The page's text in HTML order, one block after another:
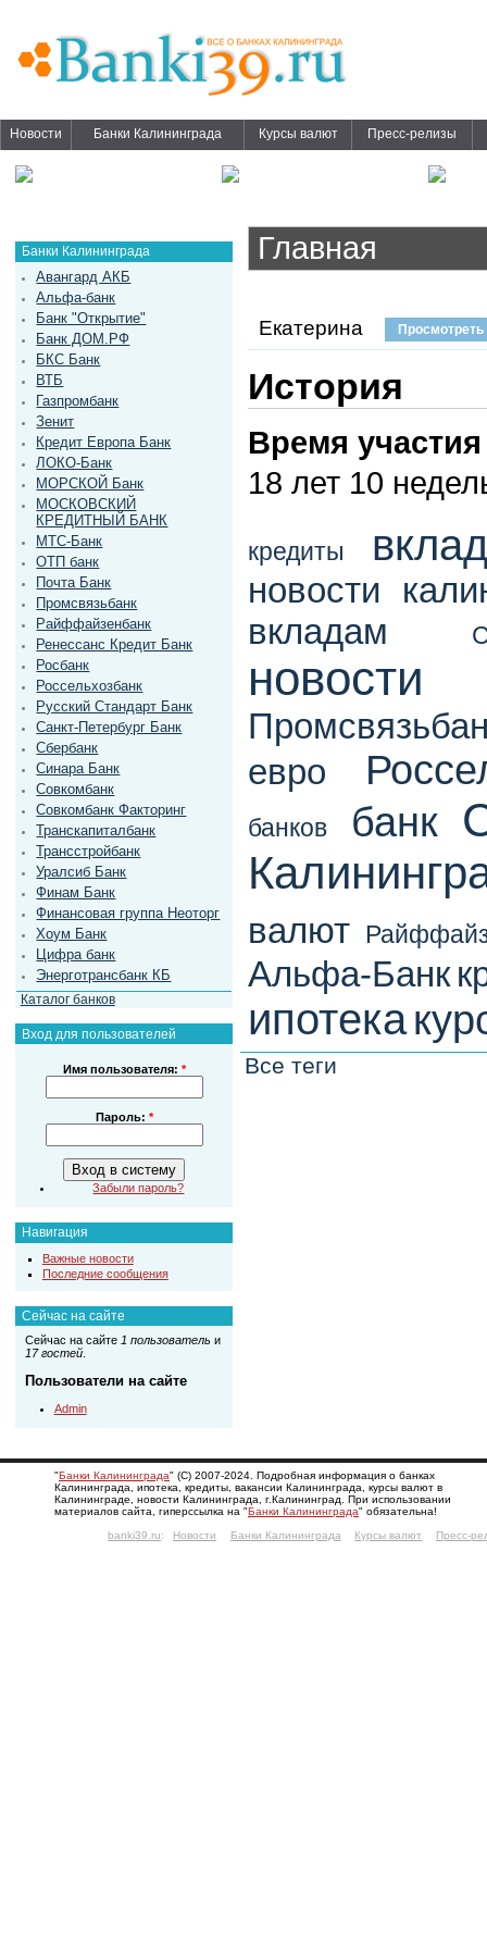
Новости Банки Калининграда Курсы валют Пресс-релизы
Банки Калининграда
Авангард АКБ
Альфа-банк
Банк "Открытие"
Банк ДОМ.РФ
БКС Банк
ВТБ
Газпромбанк
Зенит
Кредит Европа Банк
ЛОКО-Банк
МОРСКОЙ Банк
МОСКОВСКИЙ
КРЕДИТНЫЙ БАНК
МТС-Банк
ОТП банк
Почта Банк
Промсвязьбанк
Райффайзенбанк
Ренессанс Кредит Банк
Росбанк
Россельхозбанк
Русский Стандарт Банк
Санкт-Петербург Банк
Сбербанк
Синара Банк
Совкомбанк
Совкомбанк Факторинг
Транскапиталбанк
Трансстройбанк
Уралсиб Банк
Финам Банк
Финансовая группа Неоторг
Хоум Банк
Цифра банк
Энерготрансбанк КБ
Каталог банков
Вход для пользователей
Имя пользователя: *
Пароль: *
Забыли пароль?
Навигация
Важные новости
Последние сообщения
Сейчас на сайте
Сейчас на сайте 1 пользователь и
17 гостей.
Пользователи на сайте
Admin
Главная
Екатерина Просмотреть
История
Время участия
18 лет 10
кредиты
новости
вкладам
евро
банков банк
валют
Альфа-Банк
ипотека
Все теги
"Банки Калининграда" (С) 2007-2024. Подробная информация о банках
Калининграда, ипотека, кредиты, вакансии Калининграда, курсы валют в
Калининграде, новости Калининграда, г.Калининград. При использовании
материалов сайта, гиперссылка на "Банки Калининграда" обязательна!
banki39.ru: Новости Банки Калининграда Курсы валют Пресс-